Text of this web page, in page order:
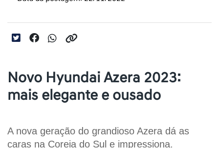
Novo Hyundai Azera 2023:
mais elegante e ousado
A nova geração do grandioso Azera dá as
caras na Coreia do Sul e impressiona.